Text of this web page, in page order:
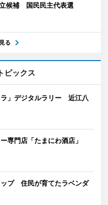
候補 国民民主代表選
る
ピックス
」デジタルラリー 近江八
専門店「たまにわ酒店」
プ 住民が育てたラベンダ